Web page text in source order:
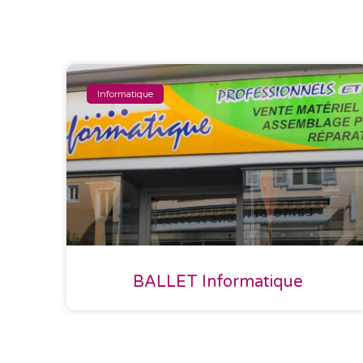
Informatique
BALLET Informatique